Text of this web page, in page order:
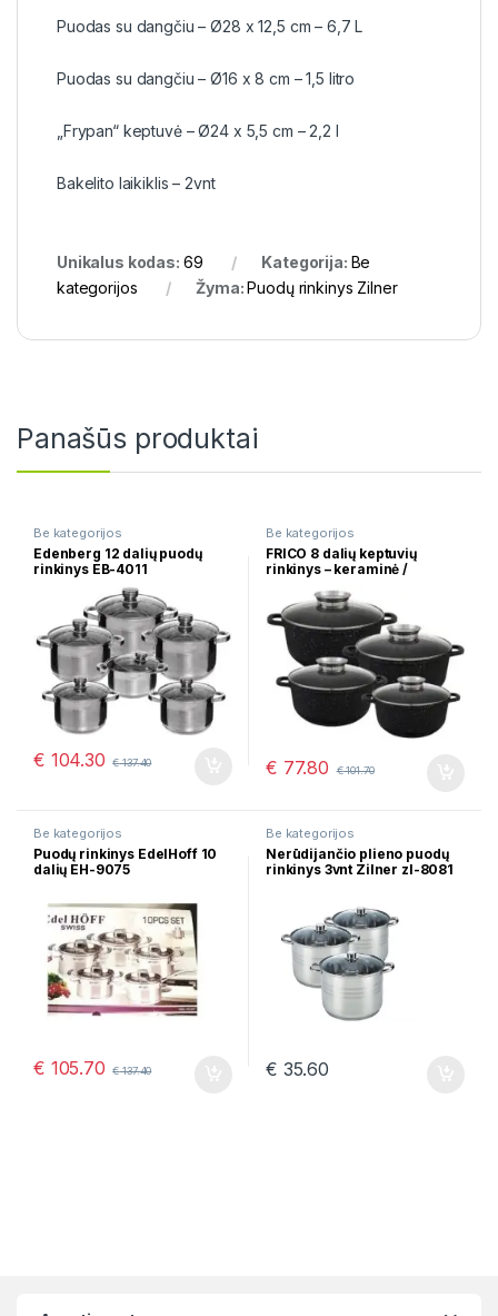
Puodas su dangčiu – Ø28 x 12,5 cm – 6,7 L
Puodas su dangčiu – Ø16 x 8 cm – 1,5 litro
„Frypan“ keptuvė – Ø24 x 5,5 cm – 2,2 l
Bakelito laikiklis – 2vnt
Unikalus kodas: 69 Kategorija: Be
kategorijos
Žyma:Puodų rinkinys Zilner
Panašūs produktai
Be kategorijos
Edenberg 12 dalių puodų
rinkinys EB-4011
€ 104.30 €137.40
Be kategorijos
FRICO 8 dalių keptuvių
rinkinys – keraminė /
€ 77.80 €101.70
Be kategorijos
Puodų rinkinys EdelHoff 10
dalių EH-9075
€ 105.70 €137.40
Be kategorijos
Nerūdijančio plieno puodų
rinkinys 3vnt Zilner zl-8081
€ 35.60